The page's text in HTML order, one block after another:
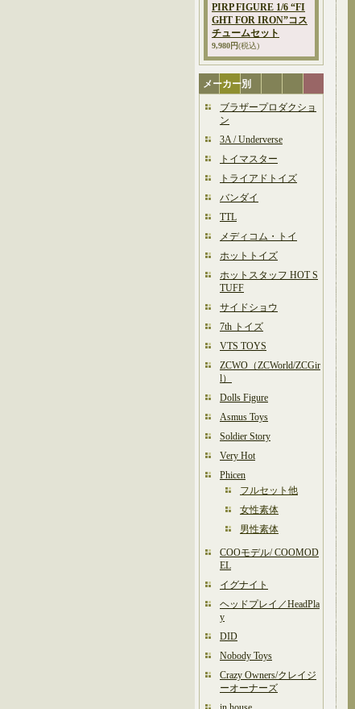
PIRP FIGURE 1/6 “FI
GHT FOR IRON”コス
チュームセット
9,980円(税込)
メーカー別
ブラザープロダクショ
ン
3A / Underverse
トイマスター
トライアドトイズ
バンダイ
TTL
メディコム・トイ
ホットトイズ
ホットスタッフ HOT S
TUFF
サイドショウ
7th トイズ
VTS TOYS
ZCWO（ZCWorld/ZCGir
l）
Dolls Figure
Asmus Toys
Soldier Story
Very Hot
Phicen
フルセット他
女性素体
男性素体
COOモデル/ COOMOD
EL
イグナイト
ヘッドプレイ／HeadPla
y
DID
Nobody Toys
Crazy Owners/クレイジ
ーオーナーズ